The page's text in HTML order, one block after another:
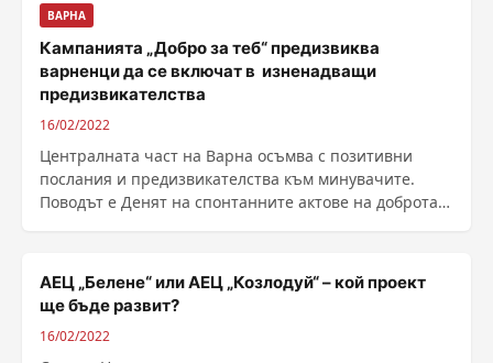
ВАРНА
Кампанията „Добро за теб“ предизвиква
варненци да се включат в изненадващи
предизвикателства
16/02/2022
Централната част на Варна осъмва с позитивни
послания и предизвикателства към минувачите.
Поводът е Денят на спонтанните актове на доброта,
АЕЦ „Белене“ или АЕЦ „Козлодуй“ – кой проект
ще бъде развит?
16/02/2022